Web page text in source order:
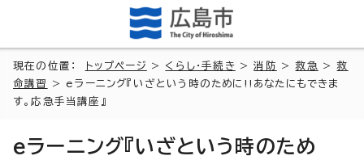
現在の位置： トップページ > くらし・手続き >消防 >救急 >救
命講習
> eラーニング『いざという時のために!!あなたにもできま
す。応急手当講座』
eラーニング『いざという時のため